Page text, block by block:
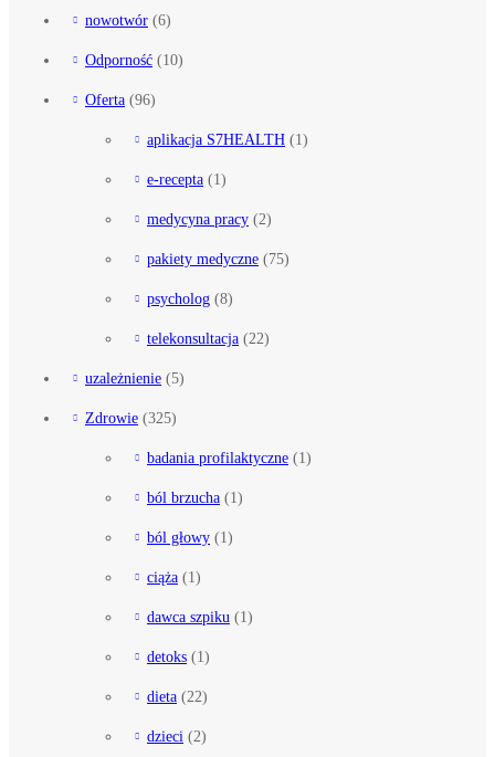
nowotwór (6)
Odporność (10)
Oferta (96)
aplikacja S7HEALTH (1)
e-recepta (1)
medycyna pracy (2)
pakiety medyczne (75)
psycholog (8)
telekonsultacja (22)
uzależnienie (5)
Zdrowie (325)
badania profilaktyczne (1)
ból brzucha (1)
ból głowy (1)
ciąża (1)
dawca szpiku (1)
detoks (1)
dieta (22)
dzieci (2)